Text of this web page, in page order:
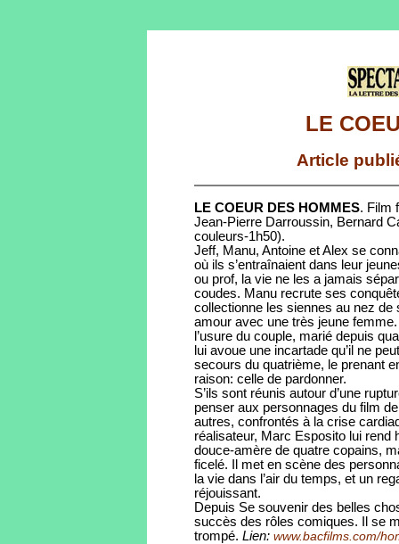
LE
Article
LE COEUR DES HOMMES. Film
Jean-Pierre Darroussin, Bernard
couleurs-1h50).
Jeff, Manu, Antoine et Alex se
où ils s’entraînaient dans leur
ou prof, la vie ne les a jamais
coudes. Manu recrute ses
collectionne les siennes au nez
amour avec une très jeune
l’usure du couple, marié depuis
lui avoue une incartade qu’il ne
secours du quatrième, le prenant
raison: celle de pardonner.
S’ils sont réunis autour d’une
penser aux personnages du film
autres, confrontés à la crise
réalisateur, Marc Esposito lui
douce-amère de quatre copains,
ficelé. Il met en scène des
la vie dans l’air du temps, et un
réjouissant.
Depuis Se souvenir des belles
succès des rôles comiques. Il se
trompé. Lien: www.bacfilms.com/